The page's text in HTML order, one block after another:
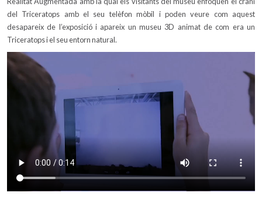
del Triceratops amb el seu telèfon mòbil i poden veure com aquest
desapareix de l’exposició i apareix un museu 3D animat de com era un
Triceratops i el seu entorn natural.